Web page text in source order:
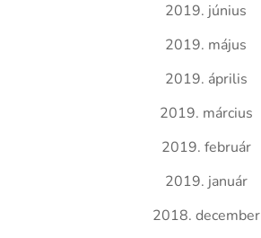
2019. június
2019. május
2019. április
2019. március
2019. február
2019. január
2018. december